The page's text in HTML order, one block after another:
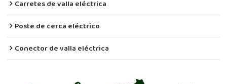
Carretes de valla eléctrica
Poste de cerca eléctrico
Conector de valla eléctrica